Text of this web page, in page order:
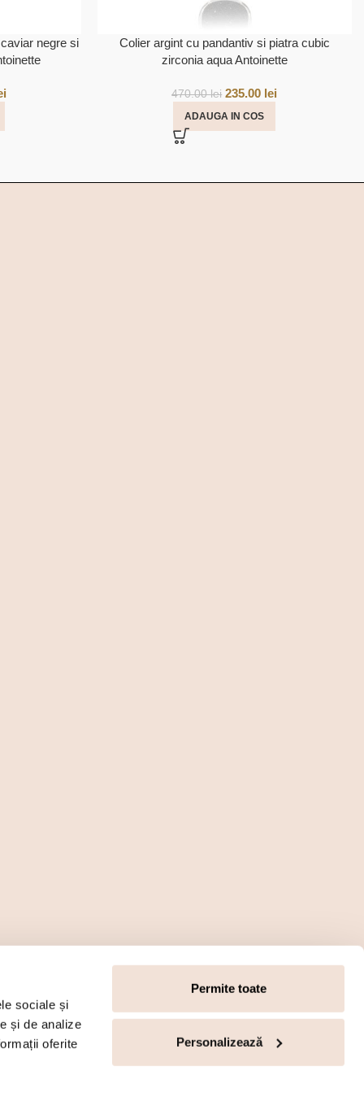
sociale și
și de analize
oferite
Permite toate
Personalizează
negre si
Colier argint cu pandantiv si piatra cubic
zirconia aqua Antoinette
470.00lei 235.00 lei
ADAUGA IN COS